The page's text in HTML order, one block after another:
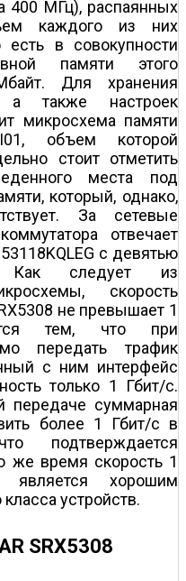
400 МГц), распаянных
каждого из них
в совокупности
памяти этого
Для хранения
а также настроек
микросхема памяти
объем которой
стоит отметить
места под
который, однако,
За сетевые
отвечает
с девятью
Как следует из
скорость
не превышает 1
тем, что при
передать трафик
с ним интерфейс
только 1 Гбит/с.
передаче суммарная
более 1 Гбит/с в
подтверждается
же время скорость 1
хорошим
устройств.
SRX5308